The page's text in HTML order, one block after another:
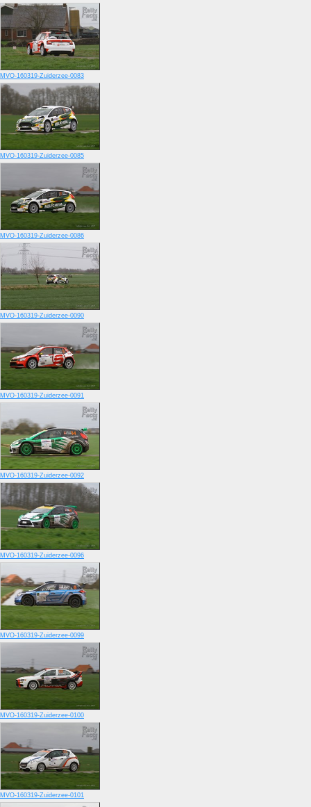
MVO-160319-Zuiderzee-0083
MVO-160319-Zuiderzee-0085
MVO-160319-Zuiderzee-0086
MVO-160319-Zuiderzee-0090
MVO-160319-Zuiderzee-0091
MVO-160319-Zuiderzee-0092
MVO-160319-Zuiderzee-0096
MVO-160319-Zuiderzee-0099
MVO-160319-Zuiderzee-0100
MVO-160319-Zuiderzee-0101